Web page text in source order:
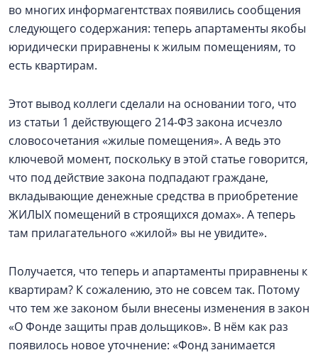
во многих информагентствах появились сообщения
следующего содержания: теперь апартаменты якобы
юридически приравнены к жилым помещениям, то
есть квартирам.
Этот вывод коллеги сделали на основании того, что
из статьи 1 действующего 214-ФЗ закона исчезло
словосочетания «жилые помещения». А ведь это
ключевой момент, поскольку в этой статье говорится,
что под действие закона подпадают граждане,
вкладывающие денежные средства в приобретение
ЖИЛЫХ помещений в строящихся домах». А теперь
там прилагательного «жилой» вы не увидите».
Получается, что теперь и апартаменты приравнены к
квартирам? К сожалению, это не совсем так. Потому
что тем же законом были внесены изменения в закон
«О Фонде защиты прав дольщиков». В нём как раз
появилось новое уточнение: «Фонд занимается